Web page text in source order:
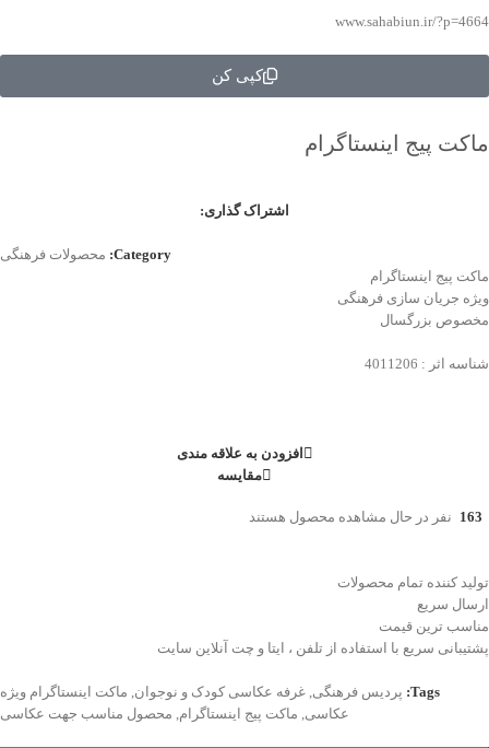
www.sahabiun.ir/?p=4664
کپی کن
ماکت پیج اینستاگرام
اشتراک گذاری:
Category: محصولات فرهنگی
ماکت پیج اینستاگرام
ویژه جریان سازی فرهنگی
مخصوص بزرگسال
شناسه اثر : 4011206
افزودن به علاقه مندی
مقایسه
163 نفر در حال مشاهده محصول هستند
تولید کننده تمام محصولات
ارسال سریع
مناسب ترین قیمت
پشتیبانی سریع با استفاده از تلفن ، ایتا و چت آنلاین سایت
Tags: پردیس فرهنگی, غرفه عکاسی کودک و نوجوان, ماکت اینستاگرام ویژه
عکاسی, ماکت پیج اینستاگرام, محصول مناسب جهت عکاسی